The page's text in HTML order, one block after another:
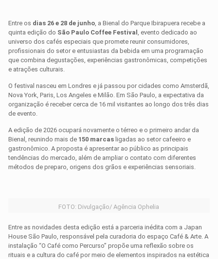
Entre os dias 26 e 28 de junho, a Bienal do Parque Ibirapuera recebe a
quinta edição do São Paulo Coffee Festival, evento dedicado ao
universo dos cafés especiais que promete reunir consumidores,
profissionais do setor e entusiastas da bebida em uma programação
que combina degustações, experiências gastronômicas, competições
e atrações culturais.
O festival nasceu em Londres e já passou por cidades como Amsterdã,
Nova York, Paris, Los Angeles e Milão. Em São Paulo, a expectativa da
organização é receber cerca de 16 mil visitantes ao longo dos três dias
de evento.
A edição de 2026 ocupará novamente o térreo e o primeiro andar da
Bienal, reunindo mais de 150 marcas ligadas ao setor cafeeiro e
gastronômico. A proposta é apresentar ao público as principais
tendências do mercado, além de ampliar o contato com diferentes
métodos de preparo, origens dos grãos e experiências sensoriais.
FOTO: Divulgação/ Agência Ophelia
Entre as novidades desta edição está a parceria inédita com a Japan
House São Paulo, responsável pela curadoria do espaço Café & Arte. A
instalação “O Café como Percurso” propõe uma reflexão sobre os
rituais e a cultura do café por meio de elementos inspirados na estética